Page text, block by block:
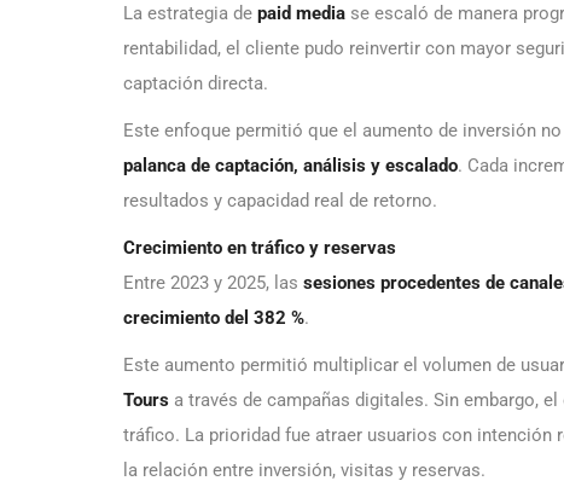
La estrategia de paid media se escaló de manera
rentabilidad, el cliente pudo reinvertir con mayor
captación directa.
Este enfoque permitió que el aumento de inversión
palanca de captación, análisis y escalado. Cada
resultados y capacidad real de retorno.
Crecimiento en tráfico y reservas
Entre 2023 y 2025, las sesiones procedentes de
crecimiento del 382 %.
Este aumento permitió multiplicar el volumen de
Tours a través de campañas digitales. Sin embargo,
tráfico. La prioridad fue atraer usuarios con intención
la relación entre inversión, visitas y reservas.